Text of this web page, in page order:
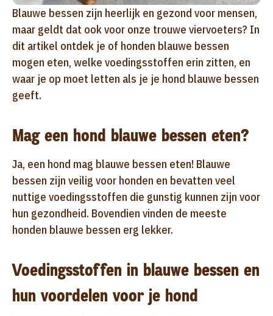
Blauwe bessen zijn heerlijk en gezond voor mensen,
maar geldt dat ook voor onze trouwe viervoeters? In
dit artikel ontdek je of honden blauwe bessen
mogen eten, welke voedingsstoffen erin zitten, en
waar je op moet letten als je je hond blauwe bessen
geeft.
Mag een hond blauwe bessen eten?
Ja, een hond mag blauwe bessen eten! Blauwe
bessen zijn veilig voor honden en bevatten veel
nuttige voedingsstoffen die gunstig kunnen zijn voor
hun gezondheid. Bovendien vinden de meeste
honden blauwe bessen erg lekker.
Voedingsstoffen in blauwe bessen en
hun voordelen voor je hond